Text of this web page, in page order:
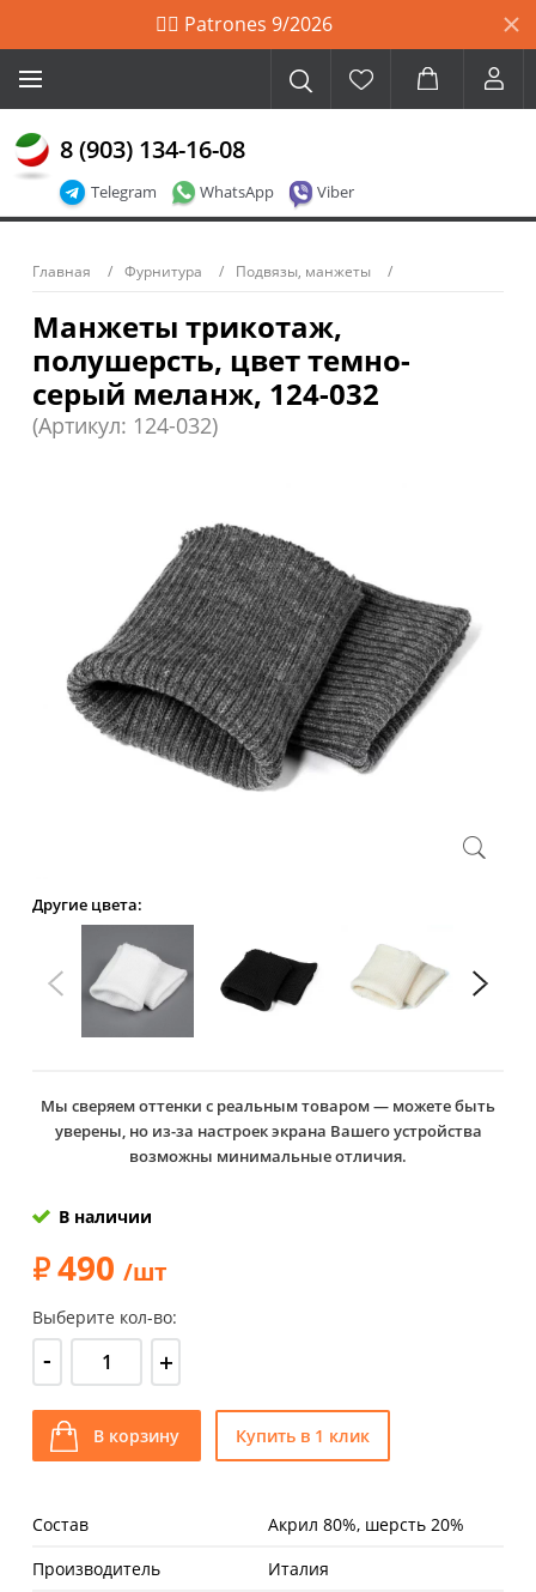
🙋‍♀️ Patrones 9/2026
Telegram WhatsApp Viber
8 (903) 134-16-08
Главная Фурнитура Подвязы, манжеты
Манжеты трикотаж,
полушерсть, цвет темно-
серый меланж, 124-032
(Артикул: 124-032)
Другие цвета:
Мы сверяем оттенки с реальным товаром — можете быть
уверены, но из-за настроек экрана Вашего устройства
возможны минимальные отличия.
В наличии
490 /шт
Выберите кол-во:
- +
В корзину Купить в 1 клик
Состав
Акрил 80%, шерсть 20%
Производитель
Италия